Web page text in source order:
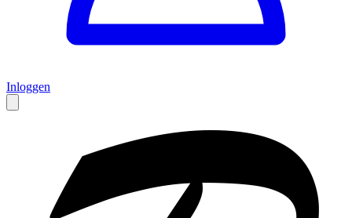
Inloggen